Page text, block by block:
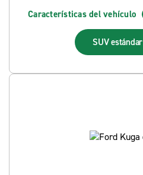
Características del vehículo
SUV estándar